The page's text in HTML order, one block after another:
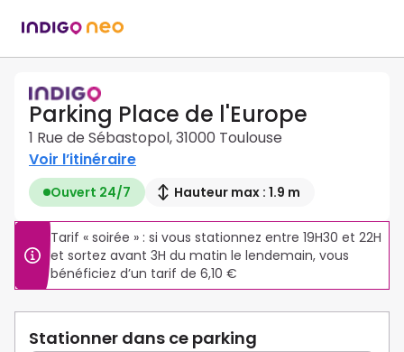
Parking Place de l'Europe
1 Rue de Sébastopol, 31000 Toulouse
Voir l’itinéraire
Ouvert 24/7 Hauteur max : 1.9 m
Tarif « soirée » : si vous stationnez entre 19H30 et 22H
et sortez avant 3H du matin le lendemain, vous
bénéficiez d’un tarif de 6,10 €
Stationner dans ce parking